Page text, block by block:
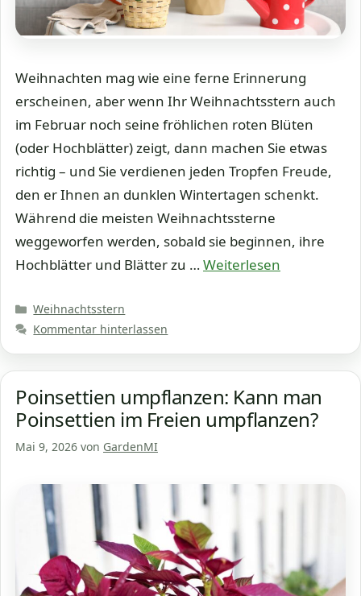
Weihnachten mag wie eine ferne Erinnerung
erscheinen, aber wenn Ihr Weihnachtsstern auch
im Februar noch seine fröhlichen roten Blüten
(oder Hochblätter) zeigt, dann machen Sie etwas
richtig – und Sie verdienen jeden Tropfen Freude,
den er Ihnen an dunklen Wintertagen schenkt.
Während die meisten Weihnachtssterne
weggeworfen werden, sobald sie beginnen, ihre
Hochblätter und Blätter zu …Weiterlesen
Kategorien
Weihnachtsstern
Kommentar hinterlassen
Poinsettien umpflanzen: Kann man
Poinsettien im Freien umpflanzen?
Mai 9, 2026 von GardenMI